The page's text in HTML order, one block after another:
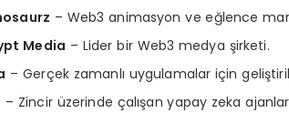
– Web3 animasyon ve eğlence
Media – Lider bir Web3 medya şirketi.
– Gerçek zamanlı uygulamalar için
– Zincir üzerinde çalışan yapay zeka